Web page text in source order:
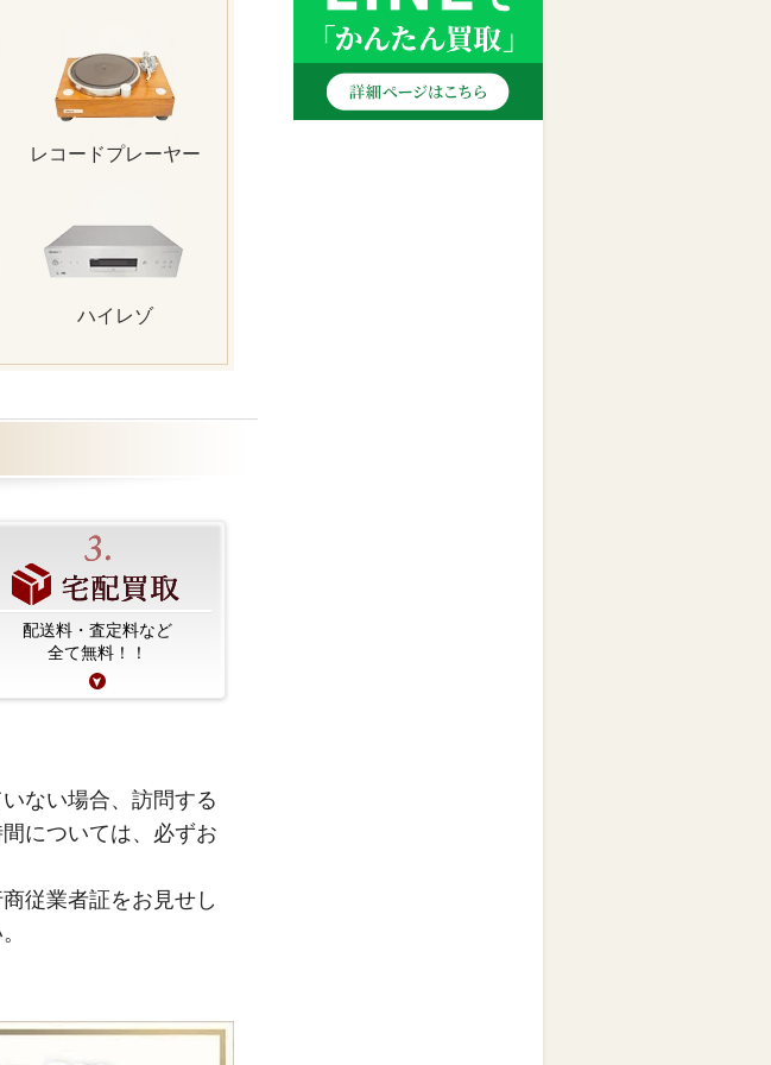
レコードプレーヤー
ハイレゾ
配送料・査定料など
全て無料！！
ない場合、訪問する
については、必ずお
従業者証をお見せし